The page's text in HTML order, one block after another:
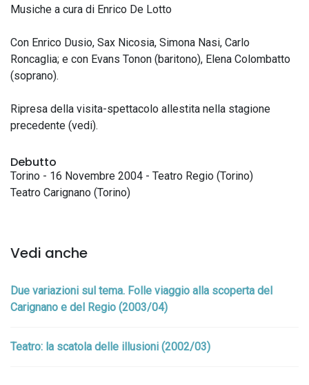
Musiche a cura di Enrico De Lotto
Con Enrico Dusio, Sax Nicosia, Simona Nasi, Carlo
Roncaglia; e con Evans Tonon (baritono), Elena Colombatto
(soprano).
Ripresa della visita-spettacolo allestita nella stagione
precedente (vedi).
Debutto
Torino - 16 Novembre 2004 - Teatro Regio (Torino)
Teatro Carignano (Torino)
Vedi anche
Due variazioni sul tema. Folle viaggio alla scoperta del
Carignano e del Regio (2003/04)
Teatro: la scatola delle illusioni (2002/03)